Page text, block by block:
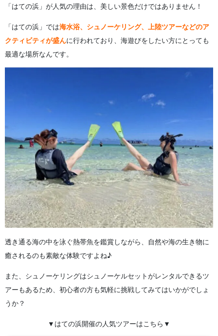
「はての浜」が人気の理由は、美しい景色だけではありません！
「はての浜」では海水浴、シュノーケリング、上陸ツアーなどのア
クティビティが盛んに行われており、海遊びをしたい方にとっても
最適な場所なんです。
透き通る海の中を泳ぐ熱帯魚を鑑賞しながら、自然や海の生き物に
癒されるのも素敵な体験ですよね♪
また、シュノーケリングはシュノーケルセットがレンタルできるツ
アーもあるため、初心者の方も気軽に挑戦してみてはいかがでしょ
うか？
▼はての浜開催の人気ツアーはこちら ▼